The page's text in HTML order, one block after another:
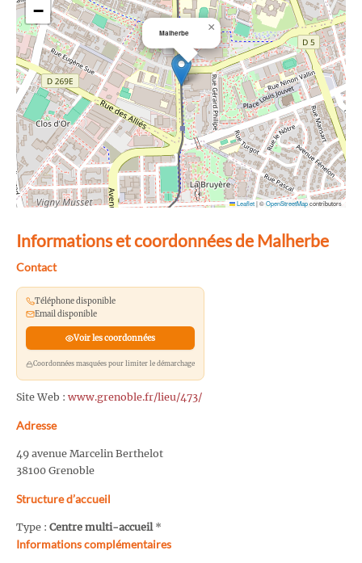
Malherbe ×
−
Leaflet|©OpenStreetMapcontributors
Informations et coordonnées de Malherbe
Contact
Téléphone disponible
Email disponible
Voir les coordonnées
Coordonnées masquées pour limiter le démarchage
Site Web : www.grenoble.fr/lieu/473/
Adresse
49 avenue Marcelin Berthelot
38100 Grenoble
Structure d’accueil
Type : Centre multi-accueil*
Informations complémentaires